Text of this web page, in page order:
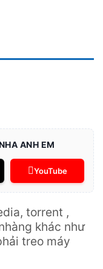
ANH EM
YouTube
torrent ,
khác như
treo máy